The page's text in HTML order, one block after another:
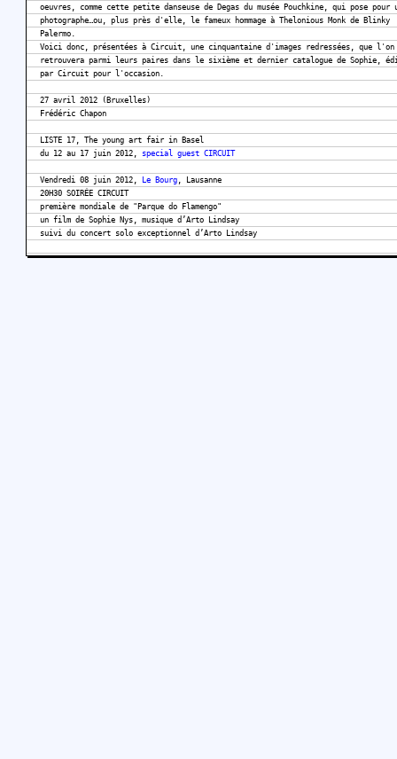
oeuvres, comme cette petite danseuse de Degas du musée Pouchkine, qui pose pour
photographe…ou, plus près d'elle, le fameux hommage à Thelonious Monk de Blinky
Palermo.
Voici donc, présentées à Circuit, une cinquantaine d'images redressées, que l'on
retrouvera parmi leurs paires dans le sixième et dernier catalogue de Sophie,
par Circuit pour l'occasion.
27 avril 2012 (Bruxelles)
Frédéric Chapon
LISTE 17, The young art fair in Basel
du 12 au 17 juin 2012, special guest CIRCUIT
Vendredi 08 juin 2012, Le Bourg , Lausanne
20H30 SOIRÉE CIRCUIT
première mondiale de "Parque do Flamengo"
un film de Sophie Nys, musique d’Arto Lindsay
suivi du concert solo exceptionnel d’Arto Lindsay